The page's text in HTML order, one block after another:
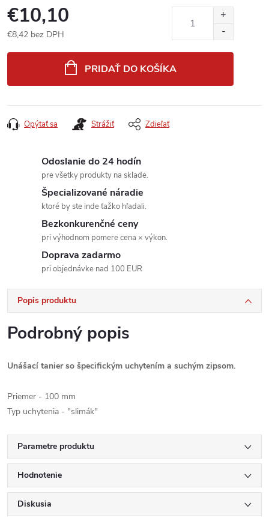
€10,10
€8,42 bez DPH
PRIDAŤ DO KOŠÍKA
Opýtať sa Strážiť Zdieľať
Odoslanie do 24 hodín
pre všetky produkty na sklade.
Špecializované náradie
ktoré by ste inde ťažko hľadali.
Bezkonkurenčné ceny
pri výhodnom pomere cena × výkon.
Doprava zadarmo
pri objednávke nad 100 EUR
Popis produktu
Podrobný popis
Unášací tanier so špecifickým uchytením a suchým zipsom.
Priemer - 100 mm
Typ uchytenia - "slimák"
Parametre produktu
Hodnotenie
Diskusia